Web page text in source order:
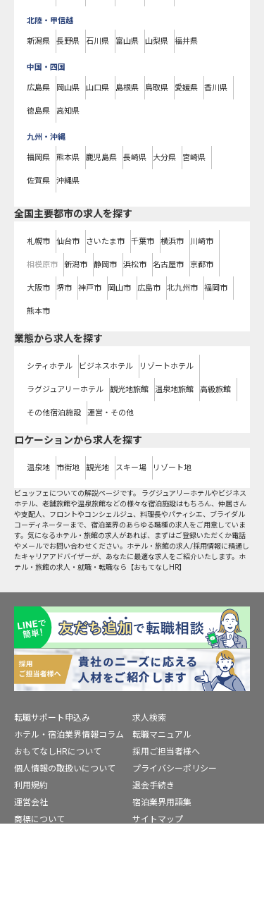
北陸・甲信越
新潟県 長野県 石川県 富山県 山梨県 福井県
中国・四国
広島県 岡山県 山口県 島根県 鳥取県 愛媛県 香川県
徳島県 高知県
九州・沖縄
福岡県 熊本県 鹿児島県 長崎県 大分県 宮崎県
佐賀県 沖縄県
全国主要都市の求人を探す
札幌市 仙台市 さいたま市 千葉市 横浜市 川崎市
相模原市 新潟市 静岡市 浜松市 名古屋市 京都市
大阪市 堺市 神戸市 岡山市 広島市 北九州市 福岡市
熊本市
業態から求人を探す
シティホテル ビジネスホテル リゾートホテル
ラグジュアリーホテル 観光地旅館 温泉地旅館 高級旅館
その他宿泊施設 運営・その他
ロケーションから求人を探す
温泉地 市街地 観光地 スキー場 リゾート地
ビュッフェについての解説ページです。 ラグジュアリーホテルやビジネス
ホテル、老舗旅館や温泉旅館などの様々な宿泊施設はもちろん、仲居さん
や支配人、フロントやコンシェルジュ、料理長やパティシエ、ブライダル
コーディネーターまで、宿泊業界のあらゆる職種の求人をご用意していま
す。気になるホテル・旅館の求人があれば、まずはご登録いただくか電話
やメールでお問い合わせください。ホテル・旅館の求人/採用情報に精通し
たキャリアアドバイザーが、あなたに最適な求人をご紹介いたします。ホ
テル・旅館の求人・就職・転職なら【おもてなしHR】
転職サポート申込み
求人検索
ホテル・宿泊業界情報コラム
転職マニュアル
おもてなしHRについて
採用ご担当者様へ
個人情報の取扱いについて
プライバシーポリシー
利用規約
退会手続き
運営会社
宿泊業界用語集
商標について
サイトマップ